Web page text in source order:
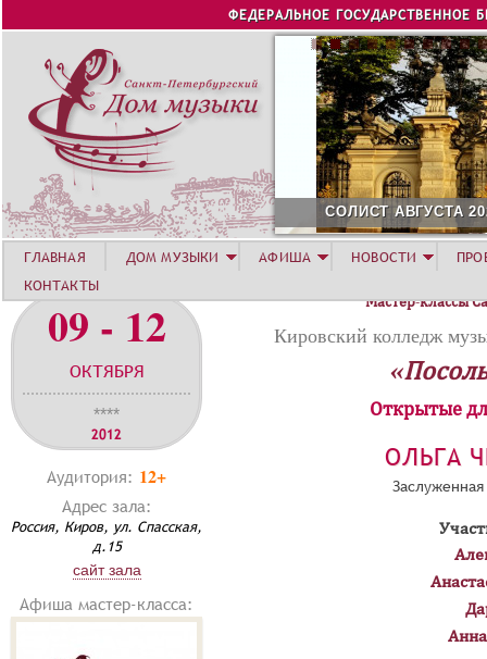
Jump to navigation
ФЕДЕРАЛЬНОЕ ГОСУДАРСТВЕННОЕ
СОЛИСТ АВГУСТА 2026
09 - 12
ОКТЯБРЯ
****
2012
Аудитория: 12+
Адрес зала:
Россия, Киров, ул. Спасская,
д.15
сайт зала
Афиша мастер-класса:
Мастер-классы
Кировский колледж
Открытые
ОЛЬГА
ГЛАВНАЯ ДОМ МУЗЫКИ АФИША НОВОСТИ
КОНТАКТЫ